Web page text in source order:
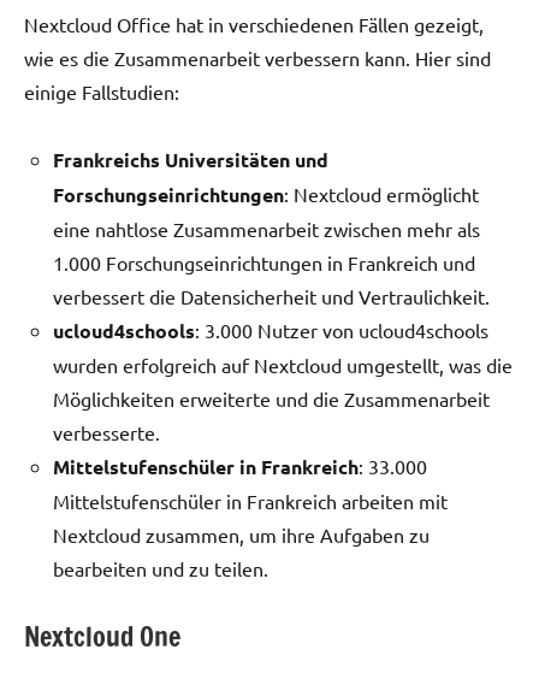
Nextcloud Office hat in verschiedenen Fällen gezeigt,
wie es die Zusammenarbeit verbessern kann. Hier sind
einige Fallstudien:
Frankreichs Universitäten und
Forschungseinrichtungen: Nextcloud ermöglicht
eine nahtlose Zusammenarbeit zwischen mehr als
1.000 Forschungseinrichtungen in Frankreich und
verbessert die Datensicherheit und Vertraulichkeit.
ucloud4schools: 3.000 Nutzer von ucloud4schools
wurden erfolgreich auf Nextcloud umgestellt, was die
Möglichkeiten erweiterte und die Zusammenarbeit
verbesserte.
Mittelstufenschüler in Frankreich: 33.000
Mittelstufenschüler in Frankreich arbeiten mit
Nextcloud zusammen, um ihre Aufgaben zu
bearbeiten und zu teilen.
Nextcloud One